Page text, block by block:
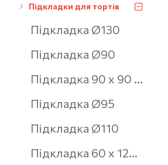
Підкладки для тортів
Підкладка Ø130
Підкладка Ø90
Підкладка 90 х 90 мм
Підкладка Ø95
Підкладка Ø110
Підкладка 60 х 120 мм